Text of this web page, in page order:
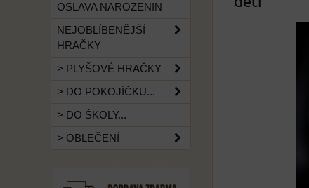
OSLAVA NAROZENIN
NEJOBLÍBENĚJŠÍ
HRAČKY
> PLYŠOVÉ HRAČKY
> DO POKOJÍČKU...
> DO ŠKOLY...
> OBLEČENÍ